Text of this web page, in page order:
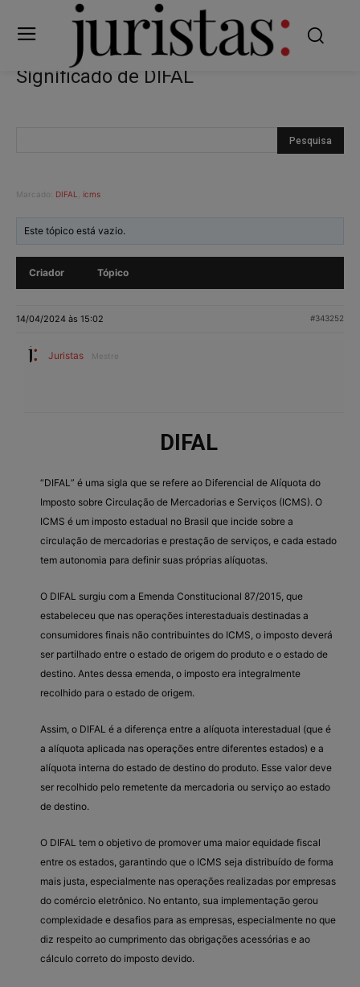
Significado de DIFAL
Marcado: DIFAL icms
Este tópico está vazio.
Criador Tópico
14/04/2024 às 15:02 #343252
Juristas Mestre
DIFAL
“DIFAL” é uma sigla que se refere ao Diferencial de Alíquota do
Imposto sobre Circulação de Mercadorias e Serviços (ICMS). O
ICMS é um imposto estadual no Brasil que incide sobre a
circulação de mercadorias e prestação de serviços, e cada estado
tem autonomia para definir suas próprias alíquotas.
O DIFAL surgiu com a Emenda Constitucional 87/2015, que
estabeleceu que nas operações interestaduais destinadas a
consumidores finais não contribuintes do ICMS, o imposto deverá
ser partilhado entre o estado de origem do produto e o estado de
destino. Antes dessa emenda, o imposto era integralmente
recolhido para o estado de origem.
Assim, o DIFAL é a diferença entre a alíquota interestadual (que é
a alíquota aplicada nas operações entre diferentes estados) e a
alíquota interna do estado de destino do produto. Esse valor deve
ser recolhido pelo remetente da mercadoria ou serviço ao estado
de destino.
O DIFAL tem o objetivo de promover uma maior equidade fiscal
entre os estados, garantindo que o ICMS seja distribuído de forma
mais justa, especialmente nas operações realizadas por empresas
do comércio eletrônico. No entanto, sua implementação gerou
complexidade e desafios para as empresas, especialmente no que
diz respeito ao cumprimento das obrigações acessórias e ao
cálculo correto do imposto devido.